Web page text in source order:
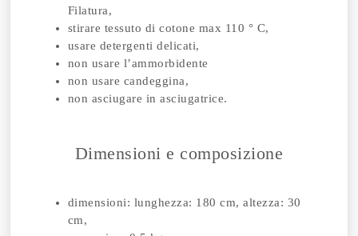
Filatura,
stirare tessuto di cotone max 110 ° C,
usare detergenti delicati,
non usare l’ammorbidente
non usare candeggina,
non asciugare in asciugatrice.
Dimensioni e composizione
dimensioni: lunghezza: 180 cm, altezza: 30
cm,